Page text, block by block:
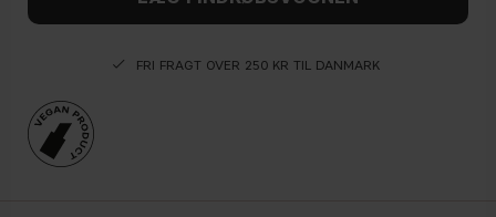
FRI FRAGT OVER 250 KR TIL DANMARK